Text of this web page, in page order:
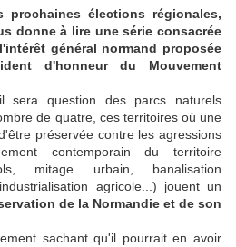
prochaines élections régionales,
donne à lire une série consacrée
général normand proposée
d'honneur du Mouvement
sera question des parcs naturels
de quatre, ces territoires où une
préservée contre les agressions
contemporain du territoire
mitage urbain, banalisation
agricole...) jouent un
de la Normandie et de son
sachant qu'il pourrait en avoir